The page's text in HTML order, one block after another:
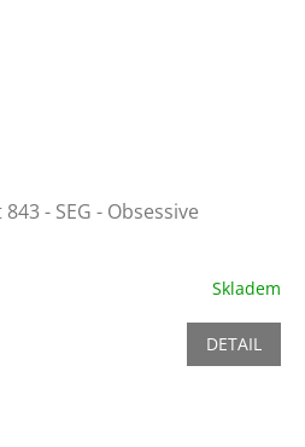
- SEG - Obsessive
Skladem
DETAIL